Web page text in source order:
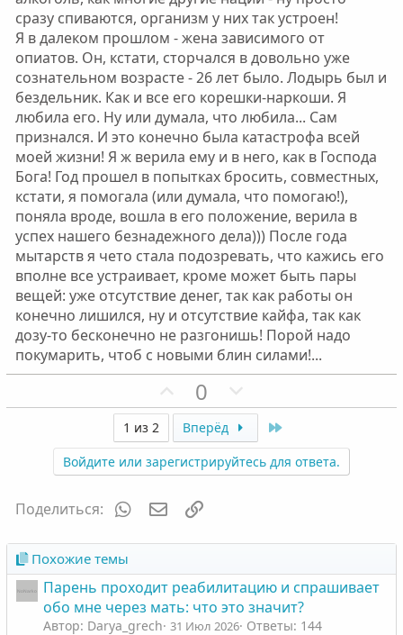
с с
сразу спиваются, организм у них так устроен!
Я в далеком прошлом - жена зависимого от
опиатов. Он, кстати, сторчался в довольно уже
сознательном возрасте - 26 лет было. Лодырь был и
бездельник. Как и все его корешки-наркоши. Я
любила его. Ну или думала, что любила... Сам
признался. И это конечно была катастрофа всей
моей жизни! Я ж верила ему и в него, как в Господа
Бога! Год прошел в попытках бросить, совместных,
кстати, я помогала (или думала, что помогаю!),
поняла вроде, вошла в его положение, верила в
успех нашего безнадежного дела))) После года
мытарств я чето стала подозревать, что кажись его
вполне все устраивает, кроме может быть пары
вещей: уже отсутствие денег, так как работы он
конечно лишился, ну и отсутствие кайфа, так как
дозу-то бесконечно не разгонишь! Порой надо
покумарить, чтоб с новыми блин силами!...
П
о
з
и
т
и
в
н
й
г
о
0
е
а
т
н
й
г
о
1 из 2 Вперёд
Войдите или зарегистрируйтесь для ответа.
Поделиться: WhatsAppЭлектронная почта
Похожие темы
Парень проходит реабилитацию и спрашивает
обо мне через мать: что это значит?
Автор: Darya_grech 31 Июл 2026 Ответы: 144